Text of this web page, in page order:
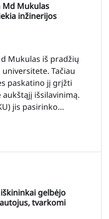
Md Mukulas
inžinerijos
Mukulas iš pradžių
Tačiau
paskatino jį grįžti
išsilavinimą.
jis pasirinko…
gelbėjo
tvarkomi